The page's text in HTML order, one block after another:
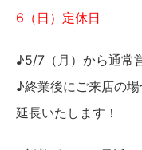
6（日）定休日
♪5/7（月）から通常
♪終業後にご来店の
延長いたします！